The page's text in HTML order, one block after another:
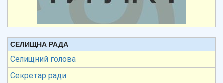
СЕЛИЩНА РАДА
Селищний голова
Секретар ради